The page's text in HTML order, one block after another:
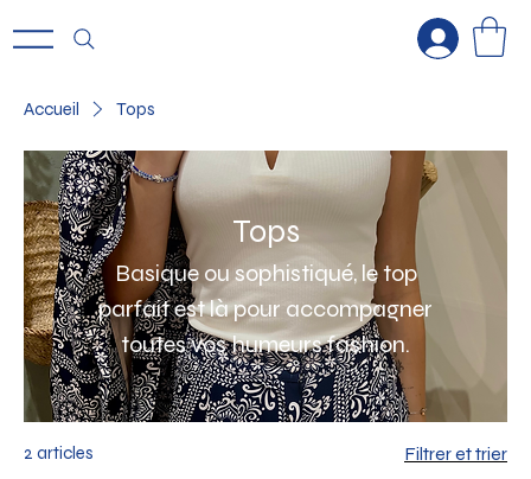
Accueil Tops
Tops
Basique ou sophistiqué, le top
parfait est là pour accompagner
toutes vos humeurs fashion.
2 articles Filtrer et trier